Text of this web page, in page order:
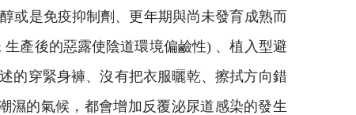
或是免疫抑制劑、更年期與尚未發育成熟而
產後的惡露使陰道環境偏鹼性) 、植入型避
的穿緊身褲、沒有把衣服曬乾、擦拭方向錯
濕的氣候，都會增加反覆泌尿道感染的發生